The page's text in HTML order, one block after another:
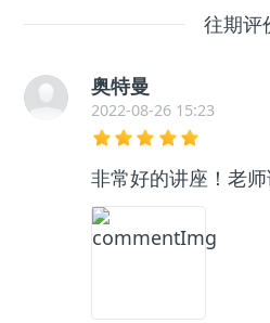
往期评
奥特曼
2022-08-26 15:23
非常好的讲座！老